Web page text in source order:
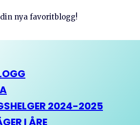
nya favoritblogg!
2024-2025
I ÅRE